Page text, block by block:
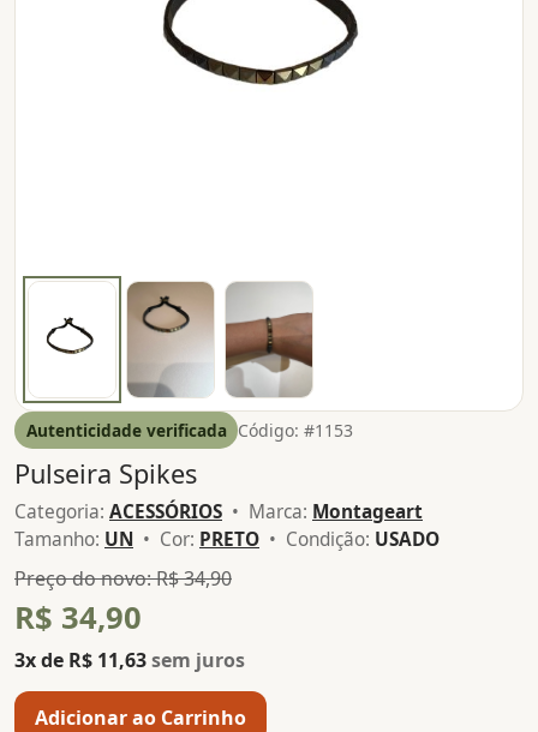
Autenticidade verificada Código: #1153
Pulseira Spikes
Categoria: ACESSÓRIOS • Marca: Montageart
Tamanho: UN • Cor: PRETO • Condição: USADO
Preço do novo: R$ 34,90
R$ 34,90
3x de R$ 11,63sem juros
Adicionar ao Carrinho